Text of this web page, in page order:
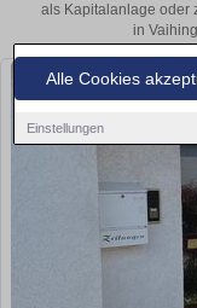
Alle Cookies
Einstellungen
als Kapitalanlage oder
in